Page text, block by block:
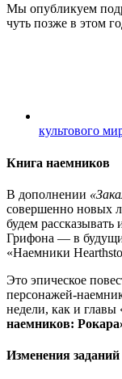
Мы опубликуем
чуть позже в этом
культового
Книга наемников
В дополнении
совершенно новых
будем
Грифона — в
«Наемники
Это эпическое
персонажей-
недели, как и
наемников:
Изменения